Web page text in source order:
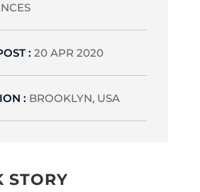
: 20 APR 2020
: BROOKLYN, USA
STORY